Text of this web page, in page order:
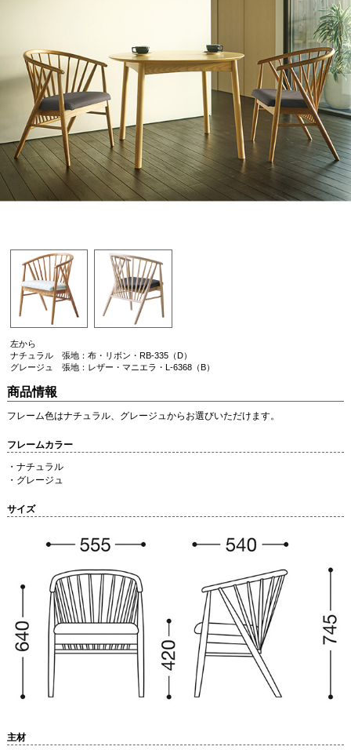
左から
ナチュラル 張地：布・リボン・RB-335（D）
グレージュ 張地：レザー・マニエラ・L-6368（B）
商品情報
フレーム色はナチュラル、グレージュからお選びいただけます。
フレームカラー
・ナチュラル
・グレージュ
サイズ
主材